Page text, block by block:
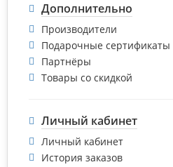
Дополнительно
Производители
Подарочные сертификаты
Партнёры
Товары со скидкой
Личный кабинет
Личный кабинет
История заказов